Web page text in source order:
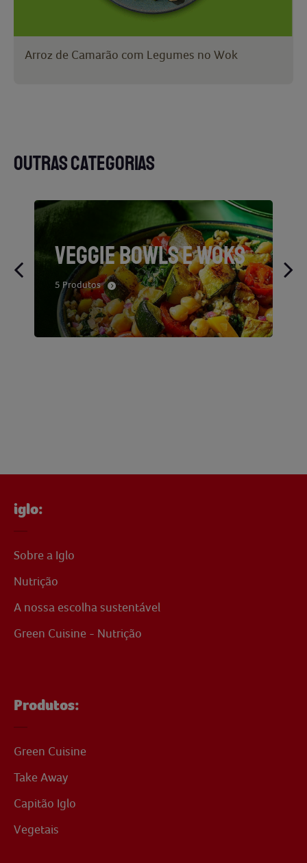
Arroz de Camarão com Legumes no Wok
OUTRAS CATEGORIAS
VEGGIE BOWLS E WOKS
5 Produtos
iglo:
Sobre a Iglo
Nutrição
A nossa escolha sustentável
Green Cuisine - Nutrição
Produtos:
Green Cuisine
Take Away
Capitão Iglo
Vegetais